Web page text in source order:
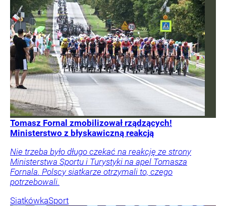
Tomasz Fornal zmobilizował rządzących!
Ministerstwo z błyskawiczną reakcją
Nie trzeba było długo czekać na reakcję ze strony
Ministerstwa Sportu i Turystyki na apel Tomasza
Fornala. Polscy siatkarze otrzymali to, czego
potrzebowali.
SiatkówkaSport